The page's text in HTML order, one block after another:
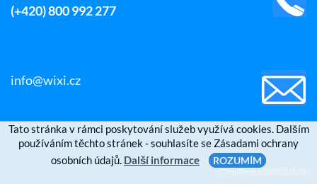
(+420) 800 992 277
info@wixi.cz
RealizovalMarek Kebza
Tato stránka v rámci poskytování služeb využívá cookies. Dalším
používáním těchto stránek - souhlasíte se Zásadami ochrany
osobních údajů. Další informace ROZUMÍM